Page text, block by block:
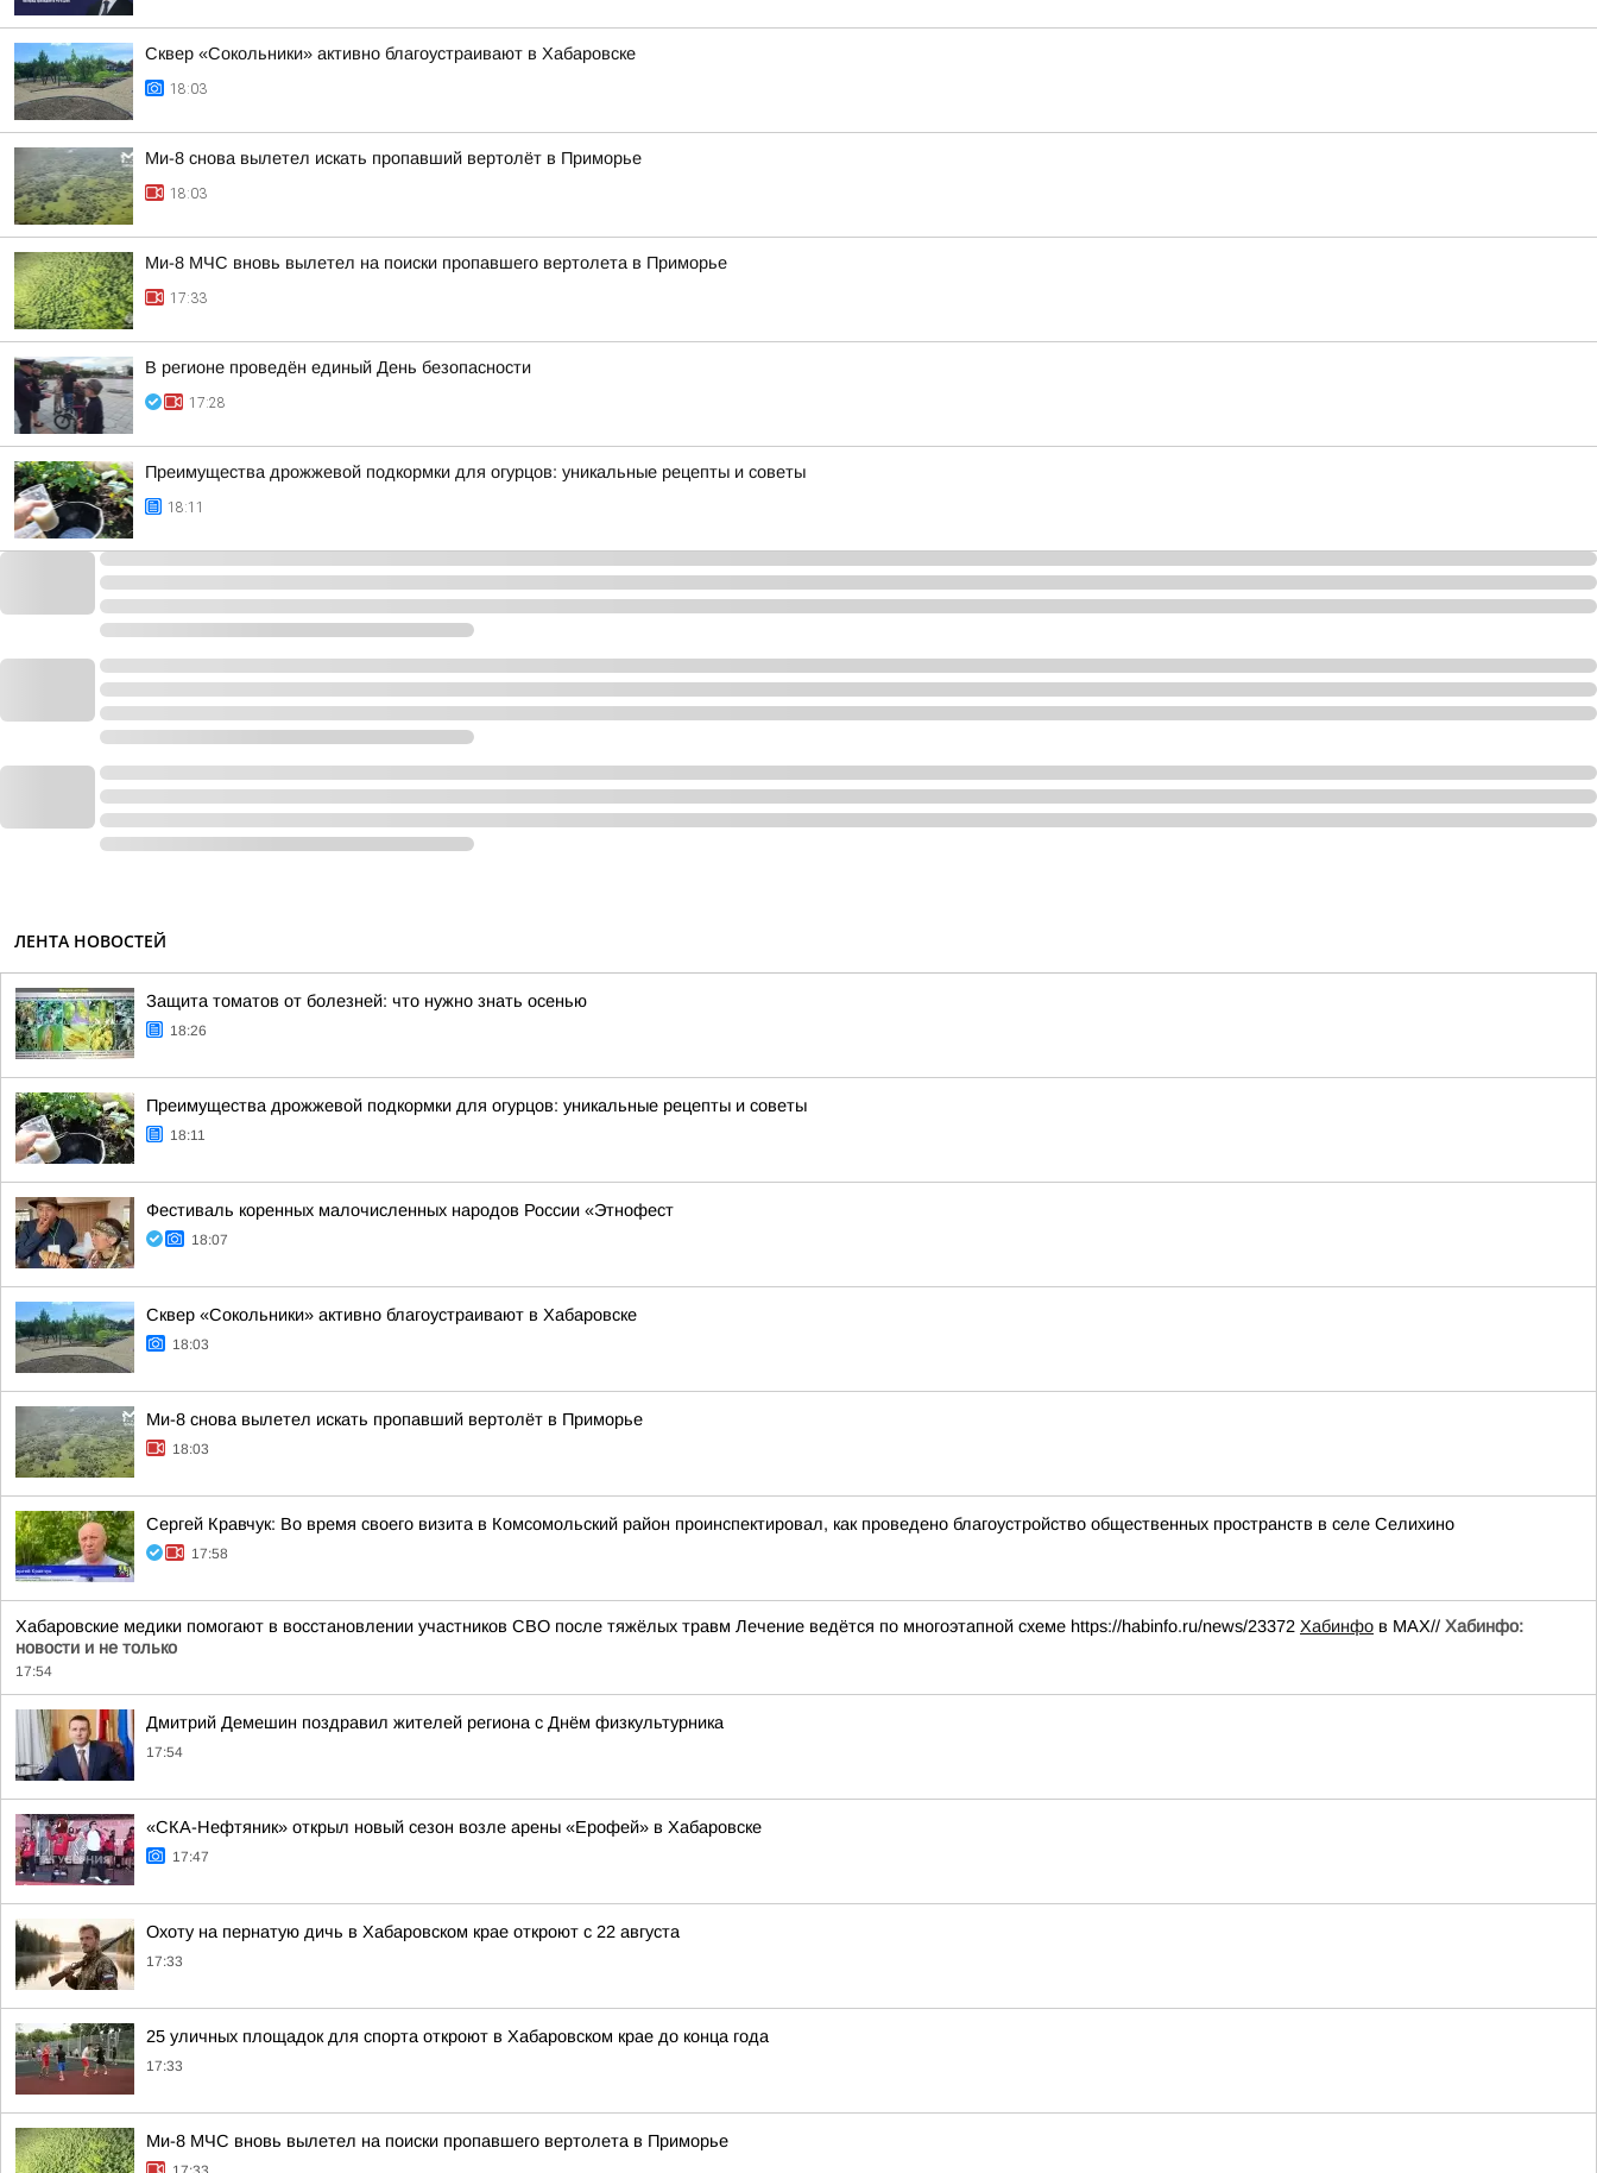
Сквер «Сокольники» активно благоустраивают в Хабаровске
18:03
Ми-8 снова вылетел искать пропавший вертолёт в Приморье
18:03
Ми-8 МЧС вновь вылетел на поиски пропавшего вертолета в Приморье
17:33
В регионе проведён единый День безопасности
17:28
Преимущества дрожжевой подкормки для огурцов: уникальные рецепты и советы
18:11
ЛЕНТА НОВОСТЕЙ
Защита томатов от болезней: что нужно знать осенью
18:26
Преимущества дрожжевой подкормки для огурцов: уникальные рецепты и советы
18:11
Фестиваль коренных малочисленных народов России «Этнофест
18:07
Сквер «Сокольники» активно благоустраивают в Хабаровске
18:03
Ми-8 снова вылетел искать пропавший вертолёт в Приморье
18:03
Сергей Кравчук: Во время своего визита в Комсомольский район проинспектировал, как проведено благоустройство общественных пространств в селе Селихино
17:58
Хабаровские медики помогают в восстановлении участников СВО после тяжёлых травм Лечение ведётся по многоэтапной схеме https://habinfo.ru/news/23372 Хабинфо в МАХ// Хабинфо:
новости и не только
17:54
Дмитрий Демешин поздравил жителей региона с Днём физкультурника
17:54
«СКА-Нефтяник» открыл новый сезон возле арены «Ерофей» в Хабаровске
17:47
Охоту на пернатую дичь в Хабаровском крае откроют с 22 августа
17:33
25 уличных площадок для спорта откроют в Хабаровском крае до конца года
17:33
Ми-8 МЧС вновь вылетел на поиски пропавшего вертолета в Приморье